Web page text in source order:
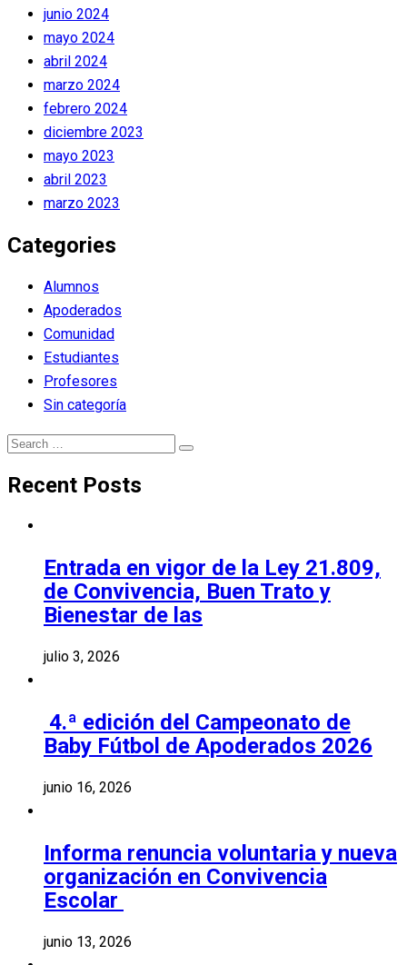
junio 2024
mayo 2024
abril 2024
marzo 2024
febrero 2024
diciembre 2023
mayo 2023
abril 2023
marzo 2023
Categories
Alumnos
Apoderados
Comunidad
Estudiantes
Profesores
Sin categoría
Search
Search
Recent Posts
Entrada en vigor de la Ley 21.809,
de Convivencia, Buen Trato y
Bienestar de las
julio 3, 2026
4.ª edición del Campeonato de
Baby Fútbol de Apoderados 2026
junio 16, 2026
Informa renuncia voluntaria y nueva
organización en Convivencia
Escolar
junio 13, 2026